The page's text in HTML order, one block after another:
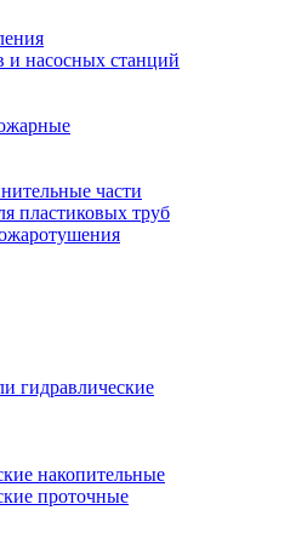
и насосных станций
части
пластиковых труб
гидравлические
накопительные
проточные